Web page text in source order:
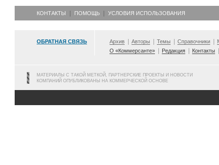
КОНТАКТЫ ПОМОЩЬ УСЛОВИЯ ИСПОЛЬЗОВАНИЯ
ОБРАТНАЯ СВЯЗЬ Архив Авторы Темы Справочники
О «Коммерсанте»
Редакция Контакты
МАТЕРИАЛЫ С ТАКОЙ МЕТКОЙ, ПАРТНЕРСКИЕ ПРОЕКТЫ И НОВОСТИ
КОМПАНИЙ ОПУБЛИКОВАНЫ НА КОММЕРЧЕСКОЙ ОСНОВЕ